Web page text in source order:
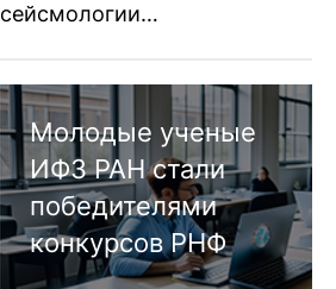
сейсмологии…
Молодые ученые
ИФЗ РАН стали
победителями
конкурсов РНФ